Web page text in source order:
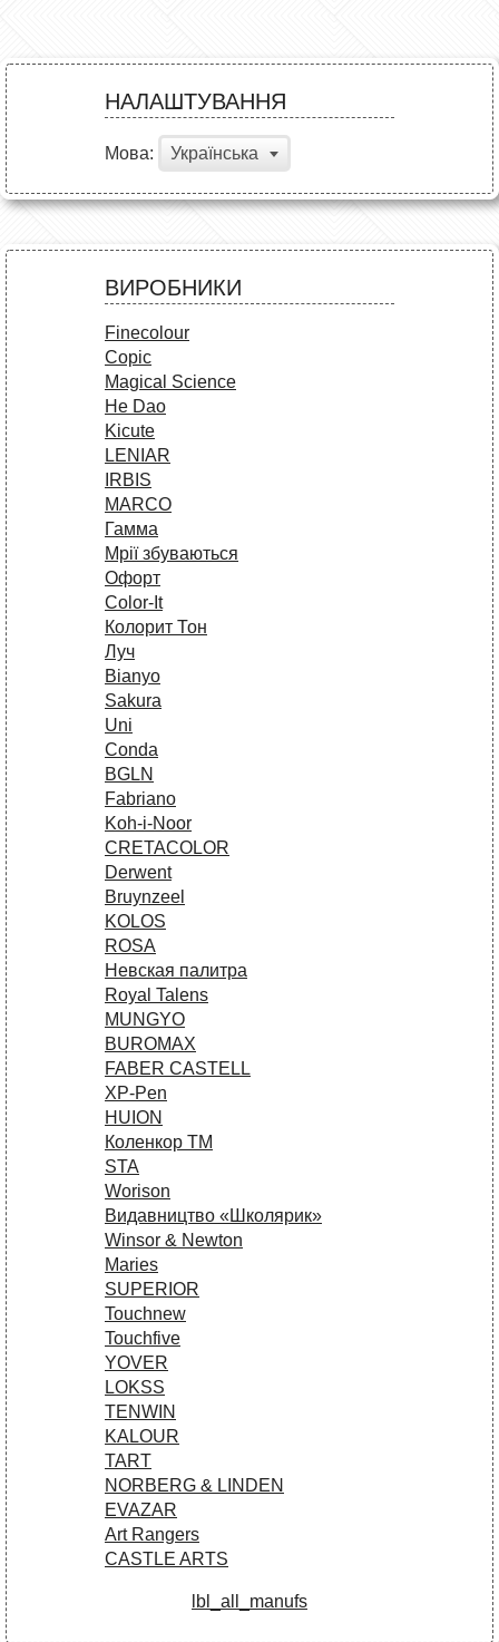
НАЛАШТУВАННЯ
Мова: Українська
ВИРОБНИКИ
Finecolour
Copic
Magical Science
He Dao
Kicute
LENIAR
IRBIS
MARCO
Гамма
Мрії збуваються
Офорт
Сolor-It
Колорит Тон
Луч
Bianyo
Sakura
Uni
Conda
BGLN
Fabriano
Koh-i-Noor
CRETACOLOR
Derwent
Bruynzeel
KOLOS
ROSA
Невская палитра
Royal Talens
MUNGYO
BUROMAX
FABER CASTELL
XP-Pen
HUION
Коленкор ТМ
STA
Worison
Видавництво «Школярик»
Winsor & Newton
Maries
SUPERIOR
Touchnew
Touchfive
YOVER
LOKSS
TENWIN
KALOUR
TART
NORBERG & LINDEN
EVAZAR
Art Rangers
CASTLE ARTS
lbl_all_manufs